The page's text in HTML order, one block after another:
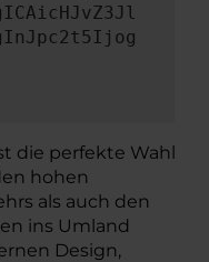
die perfekte Wahl
hohen
als auch den
ins Umland
Design,